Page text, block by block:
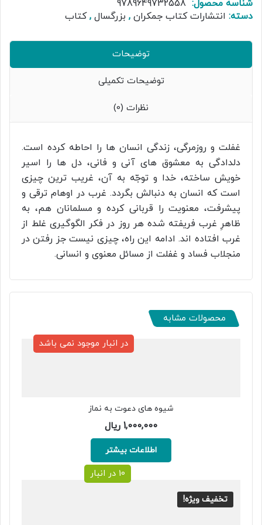
شناسه محصول: 9789649732558
دسته: انتشارات کتاب جمکران , بزرگسال ,کتاب
توضیحات
توضیحات تکمیلی
نظرات (0)
غفلت و روزمرگی، زندگی انسان ها را احاطه کرده است.
دلدادگی به معشوق های آنی و فانی، دل ها را اسیر
خویش ساخته، خدا و توجّه به آن، غریب ترین چیزی
است که انسان به دنبالش بگردد. غرب در اوهام ترقی و
پیشرفت، معنویت را قربانی کرده و مسلمانان هم، به
ظاهرِ غرب فریفته شده هر روز در فکر الگوگیری غلط از
غرب افتاده اند. ادامه این راه، چیزی نیست جز رفتن در
منجلاب فساد و غفلت از مسائل معنوی و انسانی.
محصولات مشابه
در انبار موجود نمی باشد
شیوه های دعوت به نماز
1,000,000 ریال
اطلاعات بیشتر
تخفیف ویژه!
10 در انبار